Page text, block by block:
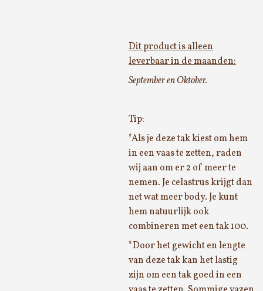
Dit product is alleen
leverbaar in de maanden:
September en Oktober.
Tip:
*Als je deze tak kiest om hem
in een vaas te zetten, raden
wij aan om er 2 of meer te
nemen. Je celastrus krijgt dan
net wat meer body. Je kunt
hem natuurlijk ook
combineren met een tak 100.
*Door het gewicht en lengte
van deze tak kan het lastig
zijn om een tak goed in een